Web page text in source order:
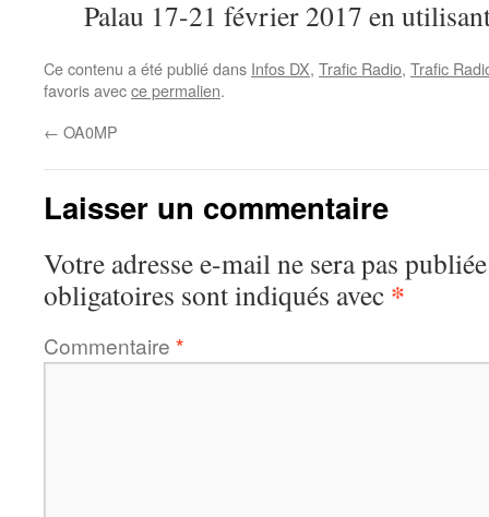
Palau 17-21 février 2017 en
Ce contenu a été publié dans Infos DX, Trafic Radio, Trafic
favoris avecce permalien.
← OA0MP
Laisser un commentaire
Votre adresse e-mail ne sera pas
obligatoires sont indiqués avec *
Commentaire *